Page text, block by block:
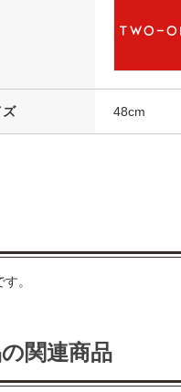
ズ 48cm
。
関連商品